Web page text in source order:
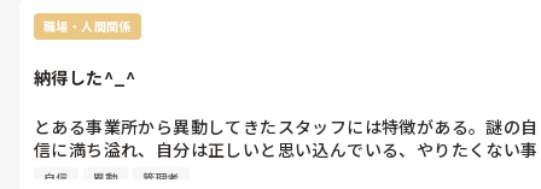
職場・人間関係
納得した^_^
とある事業所から異動してきたスタッフには特徴がある。謎の自
信に満ち溢れ、自分は正しいと思い込んでいる、やりたくない事
はやらないもしくは他のスタッフにやらせようと画策する
自信 異動 管理者